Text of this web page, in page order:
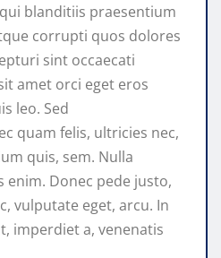
blanditiis praesentium
corrupti quos dolores
sint occaecati
amet orci eget eros
leo. Sed
quam felis, ultricies nec,
quis, sem. Nulla
enim. Donec pede justo,
vulputate eget, arcu. In
imperdiet a, venenatis